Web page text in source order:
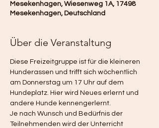
Mesekenhagen, Wiesenweg 1A, 17498
Mesekenhagen, Deutschland
Über die Veranstaltung
Diese Freizeitgruppe ist für die kleineren
Hunderassen und trifft sich wöchentlich
am Donnerstag um 17 Uhr auf dem
Hundeplatz. Hier wird Neues erlernt und
andere Hunde kennengerlernt.
Je nach Wunsch und Bedürfnis der
Teilnehmenden wird der Unterricht